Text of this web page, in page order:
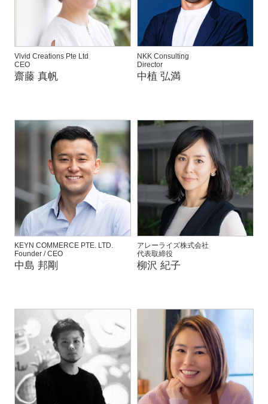
Vivid Creations Pte Ltd
CEO
齋藤 真帆
NKK Consulting
Director
中植 弘満
KEYN COMMERCE PTE. LTD.
Founder / CEO
中島 邦剛
アレーライズ株式会社
代表取締役
柳沢 紀子